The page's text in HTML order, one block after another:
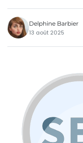
Delphine Barbier
13 août 2025